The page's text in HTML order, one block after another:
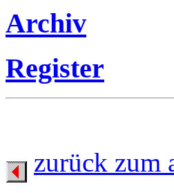
Archiv
Register
zurück zum